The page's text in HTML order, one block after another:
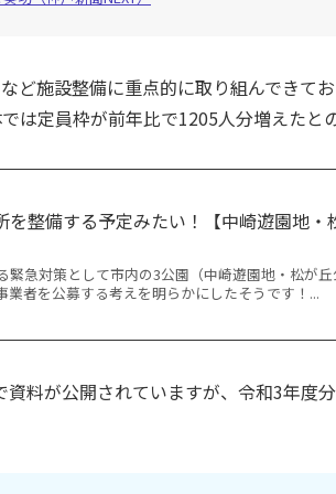
ど施設整備に重点的に取り組んできて
は定員枠が前年比で1205人分増えたと
を整備する予定みたい！【中崎遊園地・
急対策として市内の3公園（中崎遊園地・松が丘
業者を公募する考えを明らかにしたそうです！...
料が公開されていますが、令和3年度